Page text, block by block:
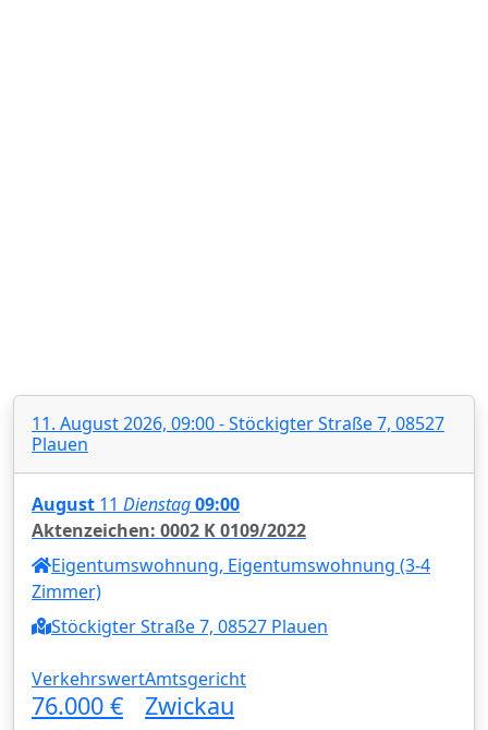
11. August 2026, 09:00 - Stöckigter Straße 7, 08527
Plauen
August 11 Dienstag09:00
Aktenzeichen: 0002 K 0109/2022
Eigentumswohnung, Eigentumswohnung (3-4
Zimmer)
Stöckigter Straße 7, 08527 Plauen
Verkehrswert
76.000 €
Amtsgericht
Zwickau